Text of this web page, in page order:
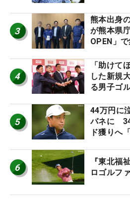
3
熊本出身
が熊本県
OPEN」
4
「助けて
した新規
る男子ゴ
5
44万円に
バネに
ド獲りへ
6
『東北福
ロゴルフ